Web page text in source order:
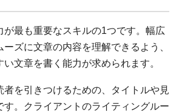
が最も重要なスキルの1つです。幅広
ズに文章の内容を理解できるよう、
文章を書く能力が求められます。
者を引きつけるための、タイトルや見
す。クライアントのライティングルー